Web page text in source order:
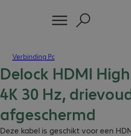
Verbinding Pc
Delock HDMI
4K 30 Hz,
afgeschermd
Deze kabel is geschikt voor een